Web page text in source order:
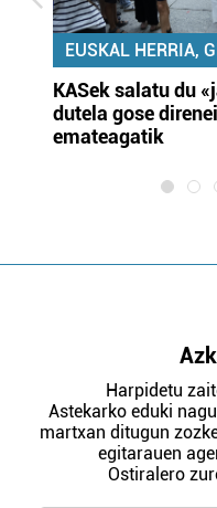
EUSKAL HERRIA,
KASek salatu du
dutela gose
emateagatik
Harpidetu
Astekarko eduki
martxan ditugun
egitarauen
Ostiralero